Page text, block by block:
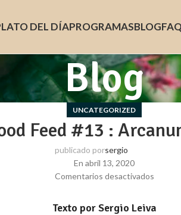
DEL DÍAPROGRAMASBLOGFAQ
Blog
UNCATEGORIZED
Feed #13 :
publicado porsergio
En abril 13, 2020
Comentarios desactivados
Texto por Sergio Leiva